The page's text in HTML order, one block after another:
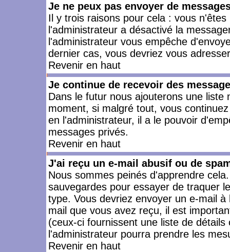
Je ne peux pas envoyer de
Il y trois raisons pour cela : vous
l'administrateur a désactivé la
l'administrateur vous empêche
dernier cas, vous devriez vous
Revenir en haut
Je continue de recevoir des
Dans le futur nous ajouterons une
moment, si malgré tout, vous
en l'administrateur, il a le pouvoir
messages privés.
Revenir en haut
J'ai reçu un e-mail abusif ou de
Nous sommes peinés d'apprendre
sauvegardes pour essayer de traquer
type. Vous devriez envoyer un e-mail
mail que vous avez reçu, il est
(ceux-ci fournissent une liste de
l'administrateur pourra prendre les
Revenir en haut